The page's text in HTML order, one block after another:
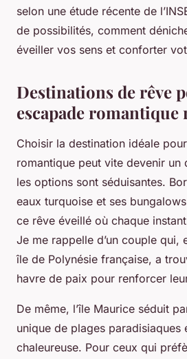
selon une étude récente de
de possibilités, comment
éveiller vos sens et conforter
Destinations de rêve
escapade romantique
Choisir la destination idéale
romantique peut vite devenir un
les options sont séduisantes.
eaux turquoise et ses
ce rêve éveillé où chaque
Je me rappelle d’un couple qui,
île de Polynésie française, a
havre de paix pour renforcer
De même, l’île Maurice séduit
unique de plages paradisiaques
chaleureuse. Pour ceux qui